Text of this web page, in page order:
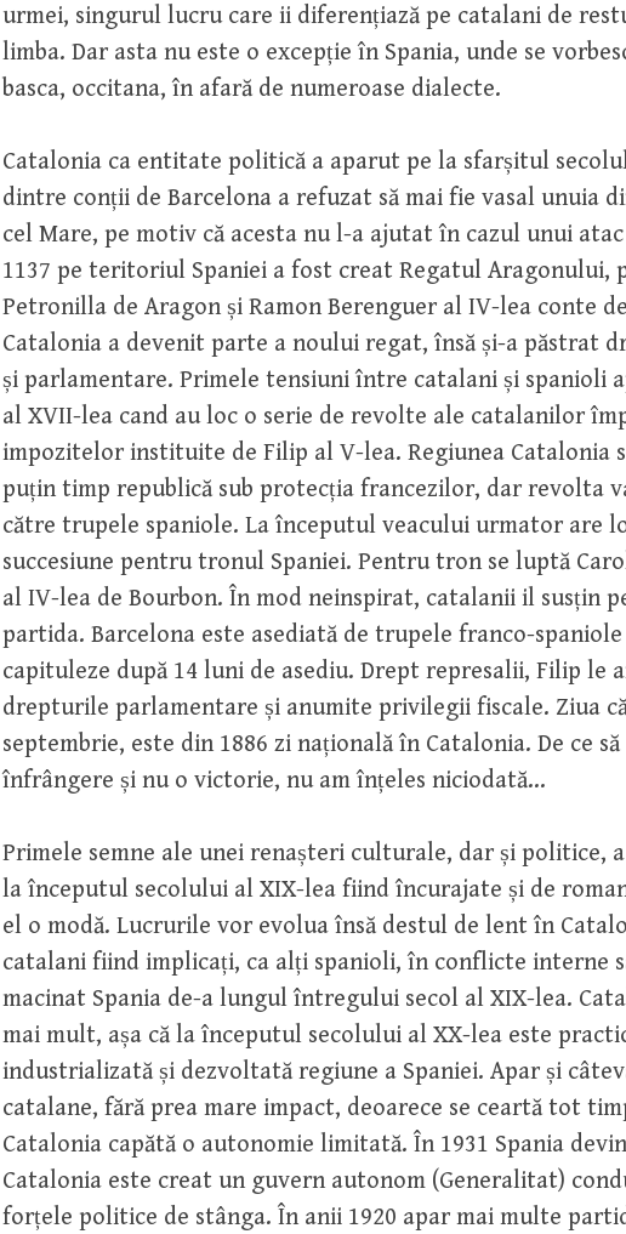
urmei, singurul lucru care ii diferențiază pe catalani de
limba. Dar asta nu este o excepție în Spania, unde se
basca, occitana, în afară de numeroase dialecte.
Catalonia ca entitate politică a aparut pe la sfarșitul
dintre conții de Barcelona a refuzat să mai fie vasal unuia
cel Mare, pe motiv că acesta nu l-a ajutat în cazul unui
1137 pe teritoriul Spaniei a fost creat Regatul Aragonului,
Petronilla de Aragon și Ramon Berenguer al IV-lea conte
Catalonia a devenit parte a noului regat, însă și-a păstrat
și parlamentare. Primele tensiuni între catalani și spanioli
al XVII-lea cand au loc o serie de revolte ale catalanilor
impozitelor instituite de Filip al V-lea. Regiunea Catalonia
puțin timp republică sub protecția francezilor, dar revolta
către trupele spaniole. La începutul veacului urmator are
succesiune pentru tronul Spaniei. Pentru tron se luptă
al IV-lea de Bourbon. În mod neinspirat, catalanii il susțin
partida. Barcelona este asediată de trupele franco-spaniole
capituleze după 14 luni de asediu. Drept represalii, Filip le
drepturile parlamentare și anumite privilegii fiscale. Ziua
septembrie, este din 1886 zi națională în Catalonia. De ce
înfrângere și nu o victorie, nu am înțeles niciodată…
Primele semne ale unei renașteri culturale, dar și politice,
la începutul secolului al XIX-lea fiind încurajate și de
el o modă. Lucrurile vor evolua însă destul de lent în
catalani fiind implicați, ca alți spanioli, în conflicte interne
macinat Spania de-a lungul întregului secol al XIX-lea.
mai mult, așa că la începutul secolului al XX-lea este
industrializată și dezvoltată regiune a Spaniei. Apar și
catalane, fără prea mare impact, deoarece se ceartă tot
Catalonia capătă o autonomie limitată. În 1931 Spania
Catalonia este creat un guvern autonom (Generalitat)
forțele politice de stânga. În anii 1920 apar mai multe